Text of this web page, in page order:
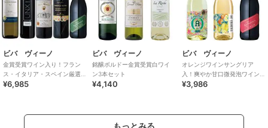
ビバ ヴィーノ
金賞受賞ワイン入り！フラン
ス・イタリア・スペイン厳選
ワイン5本セット
¥6,985
ビバ ヴィーノ
銘醸ボルドー金賞受賞白ワイ
ン3本セット
¥4,140
ビバ ヴィーノ
オレンジワインサングリア
入！爽やか甘口微発泡ワイン3
本セット
¥3,986
もっとみる